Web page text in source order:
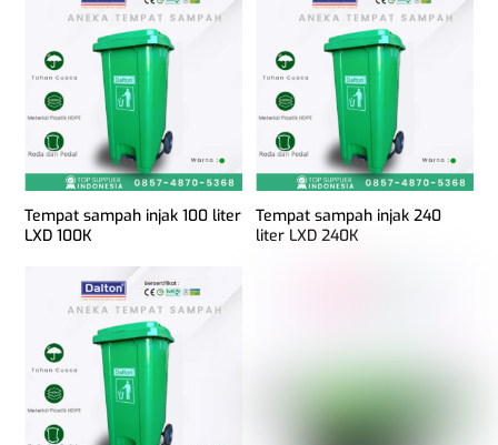
Tempat sampah injak 100 liter
LXD 100K
Tempat sampah injak 240
liter LXD 240K